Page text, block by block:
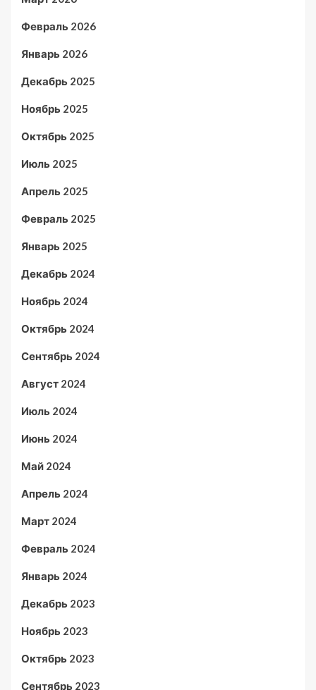
Февраль 2026
Январь 2026
Декабрь 2025
Ноябрь 2025
Октябрь 2025
Июль 2025
Апрель 2025
Февраль 2025
Январь 2025
Декабрь 2024
Ноябрь 2024
Октябрь 2024
Сентябрь 2024
Август 2024
Июль 2024
Июнь 2024
Май 2024
Апрель 2024
Март 2024
Февраль 2024
Январь 2024
Декабрь 2023
Ноябрь 2023
Октябрь 2023
Сентябрь 2023